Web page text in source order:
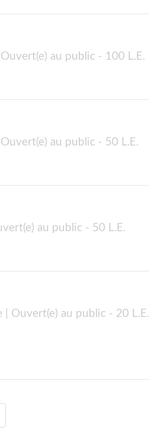
| Ouvert(e) au public - 100 L.E.
| Ouvert(e) au public - 50 L.E.
au public - 50 L.E.
| Ouvert(e) au public - 20 L.E.